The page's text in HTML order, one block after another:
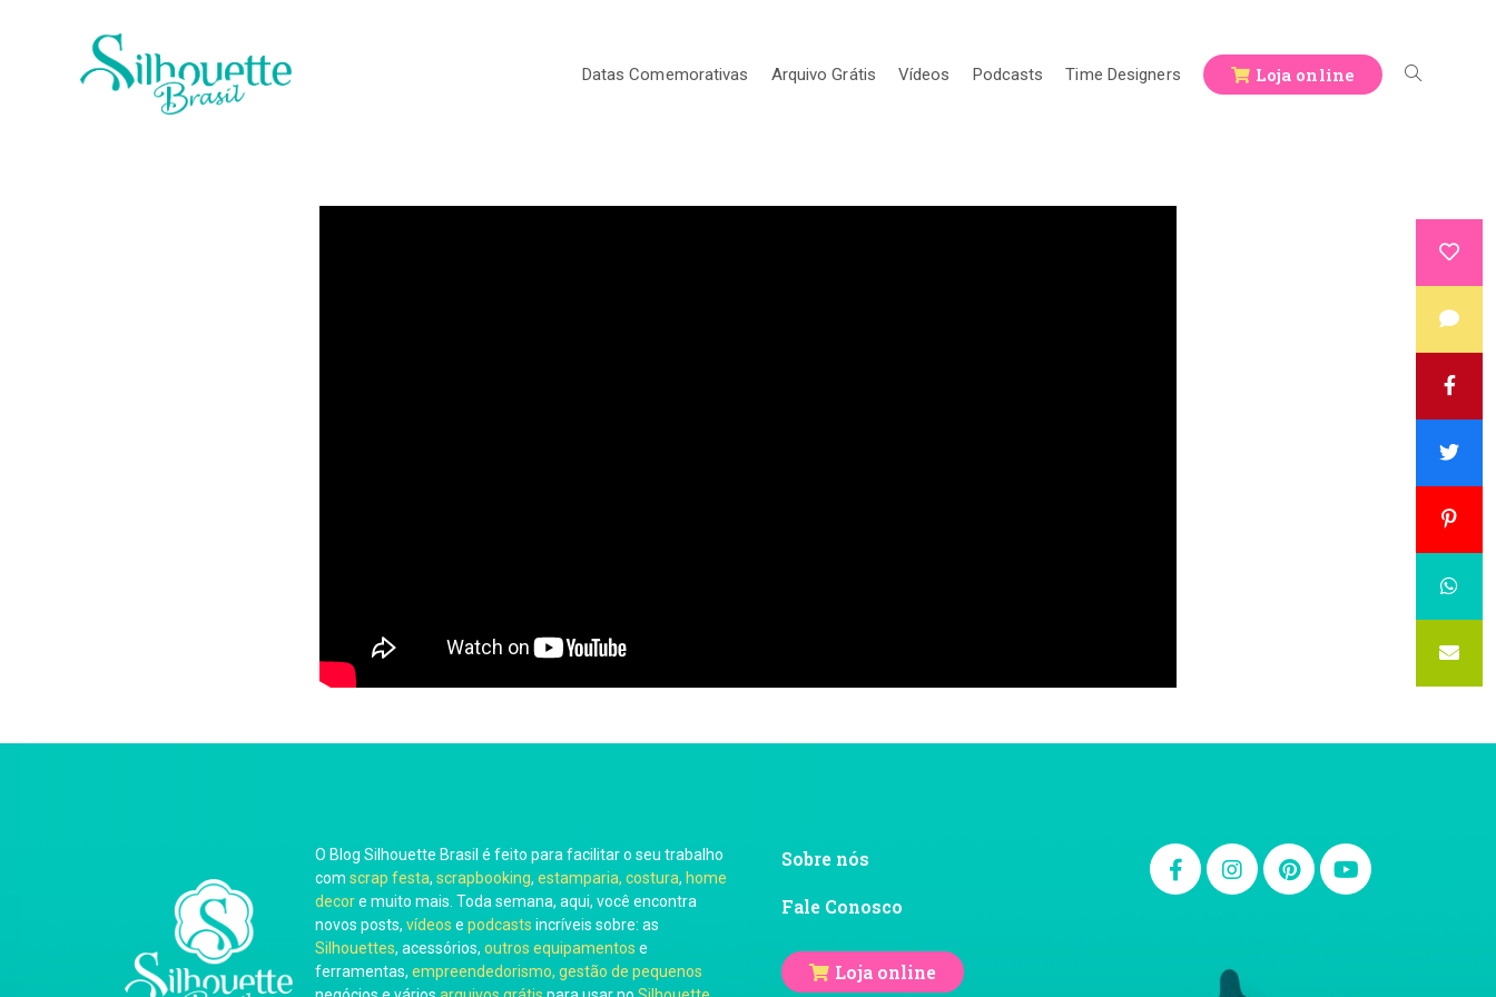
Datas Comemorativas Arquivo Grátis Vídeos Podcasts Time Designers Loja online
O Blog Silhouette Brasil é feito para facilitar o seu trabalho
com scrap festa, scrapbooking, estamparia, costura, home
decore muito mais. Toda semana, aqui, você encontra
novos posts, vídeos e podcasts incríveis sobre: as
Silhouettes, acessórios, outros equipamentos e
ferramentas, empreendedorismo, gestão de pequenos
Sobre nós
Fale Conosco
Loja online